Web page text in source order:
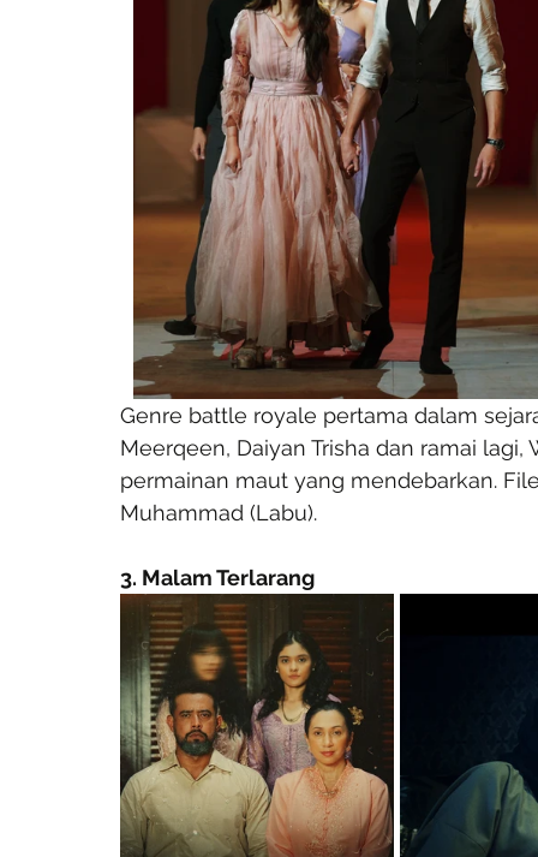
Genre battle royale pertama dalam
Meerqeen, Daiyan Trisha dan ramai
permainan maut yang mendebarkan.
Muhammad (Labu).
3. Malam Terlarang